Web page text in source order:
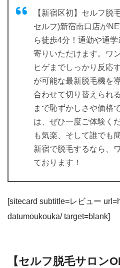
【新宿区初】セルフ脱
セルフ)新宿南口店が
ら徒歩4分！通勤や通
寄りいただけます。ワ
ヒゲまでしっかり反応
が可能な最新脱毛機を
合わせて切り替えられ
まで恥ずかしさや価格
は、ぜひ一度ご体験く
も気楽、そして誰でも
新宿で脱毛するなら、
ております！
[sitecard subtitle=レビュー
datumoukouka/ target=blank]
【セルフ脱毛サロン